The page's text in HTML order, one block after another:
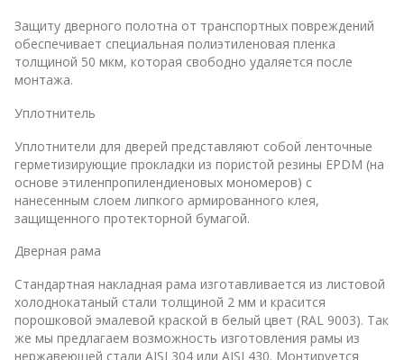
Защиту дверного полотна от транспортных повреждений
обеспечивает специальная полиэтиленовая пленка
толщиной 50 мкм, которая свободно удаляется после
монтажа.
Уплотнитель
Уплотнители для дверей представляют собой ленточные
герметизирующие прокладки из пористой резины EPDM (на
основе этиленпропилендиеновых мономеров) с
нанесенным слоем липкого армированного клея,
защищенного протекторной бумагой.
Дверная рама
Стандартная накладная рама изготавливается из листовой
холоднокатаный стали толщиной 2 мм и красится
порошковой эмалевой краской в белый цвет (RAL 9003). Так
же мы предлагаем возможность изготовления рамы из
нержавеющей стали AISI 304 или AISI 430. Монтируется